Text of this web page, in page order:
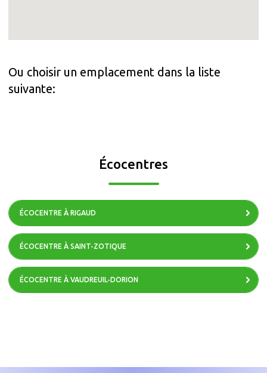
Ou choisir un emplacement dans la liste
suivante:
Écocentres
ÉCOCENTRE À RIGAUD
ÉCOCENTRE À SAINT-ZOTIQUE
ÉCOCENTRE À VAUDREUIL-DORION